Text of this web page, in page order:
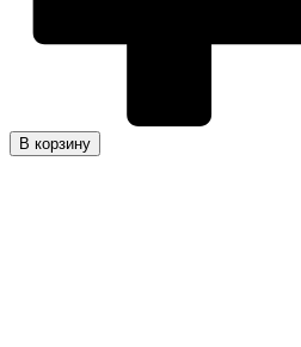
В корзину